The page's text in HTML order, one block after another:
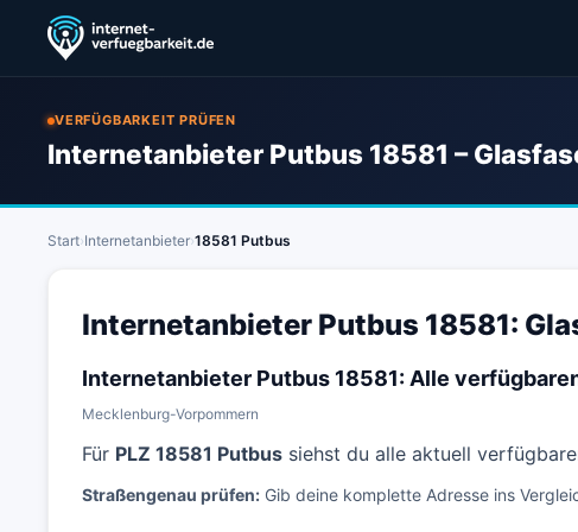
VERFÜGBARKEIT PRÜFEN
Internetanbieter Putbus 18581 –
Start›Internetanbieter›18581 Putbus
Internetanbieter Putbus 18581:
Internetanbieter Putbus 18581: Alle
Mecklenburg-Vorpommern
Für PLZ 18581 Putbus siehst du alle aktuell
Straßengenau prüfen: Gib deine komplette Adresse ins